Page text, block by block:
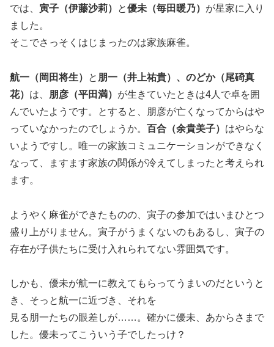
では、 寅子（伊藤沙莉） と優未（毎田暖乃） が星家に入り
ました。
そこでさっそくはじまったのは家族麻雀。
航一（岡田将生） と 朋一（井上祐貴）、のどか（尾碕真
花） は、 朋彦（平田満） が生きていたときは4人で卓を囲
んでいたようです。とすると、朋彦が亡くなってからはや
っていなかったのでしょうか。 百合（余貴美子） はやらな
いようですし。唯一の家族コミュニケーションができなく
なって、ますます家族の関係が冷えてしまったと考えられ
ます。
ようやく麻雀ができたものの、寅子の参加ではいまひとつ
盛り上がりません。寅子がうまくないのもあるし、寅子の
存在が子供たちに受け入れられてない雰囲気です。
しかも、優未が航一に教えてもらってうまいのだというと
き、そっと航一に近づき、それを
見る朋一たちの眼差しが……。確かに優未、あからさまで
した。優未ってこういう子でしたっけ？